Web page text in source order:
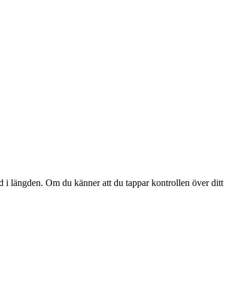
i längden. Om du känner att du tappar kontrollen över ditt